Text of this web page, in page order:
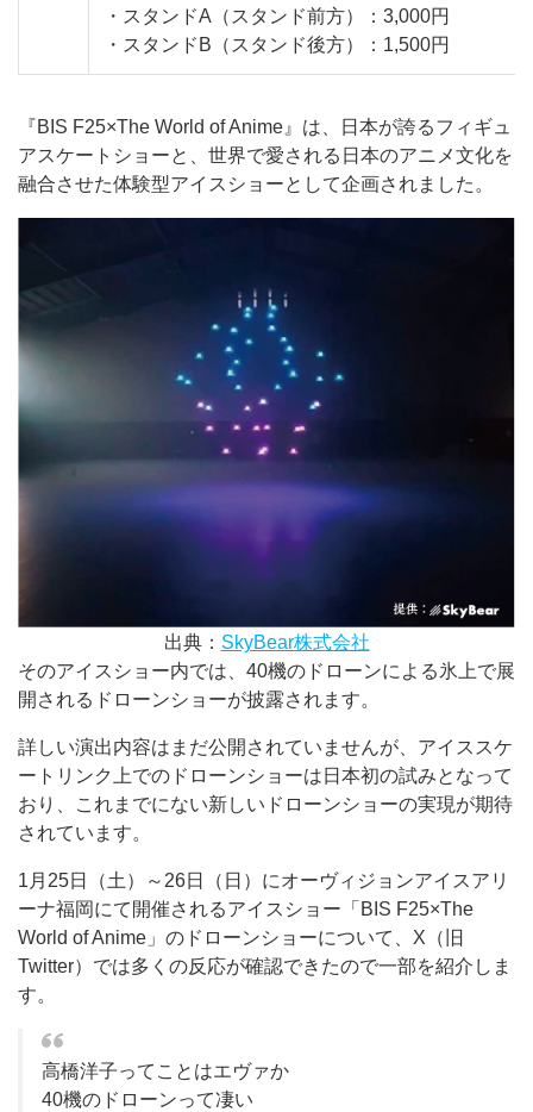
・スタンドA（スタンド前方）：3,000円
・スタンドB（スタンド後方）：1,500円
『BIS F25×The World of Anime』は、日本が誇るフィギュ
アスケートショーと、世界で愛される日本のアニメ文化を
融合させた体験型アイスショーとして企画されました。
出典： SkyBear株式会社
そのアイスショー内では、40機のドローンによる氷上で展
開されるドローンショーが披露されます。
詳しい演出内容はまだ公開されていませんが、アイススケ
ートリンク上でのドローンショーは日本初の試みとなって
おり、これまでにない新しいドローンショーの実現が期待
されています。
1月25日（土）～26日（日）にオーヴィジョンアイスアリ
ーナ福岡にて開催されるアイスショー「BIS F25×The
World of Anime」のドローンショーについて、X（旧
Twitter）では多くの反応が確認できたので一部を紹介しま
す。
高橋洋子ってことはエヴァか
40機のドローンって凄い